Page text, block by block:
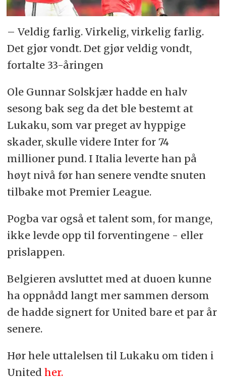
– Veldig farlig. Virkelig, virkelig farlig.
Det gjør vondt. Det gjør veldig vondt,
fortalte 33-åringen
Ole Gunnar Solskjær hadde en halv
sesong bak seg da det ble bestemt at
Lukaku, som var preget av hyppige
skader, skulle videre Inter for 74
millioner pund. I Italia leverte han på
høyt nivå før han senere vendte snuten
tilbake mot Premier League.
Pogba var også et talent som, for mange,
ikke levde opp til forventingene - eller
prislappen.
Belgieren avsluttet med at duoen kunne
ha oppnådd langt mer sammen dersom
de hadde signert for United bare et par år
senere.
Hør hele uttalelsen til Lukaku om tiden i
United her.